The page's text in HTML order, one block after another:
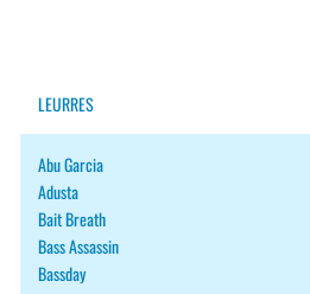
LEURRES
Abu Garcia
Adusta
Bait Breath
Bass Assassin
Bassday